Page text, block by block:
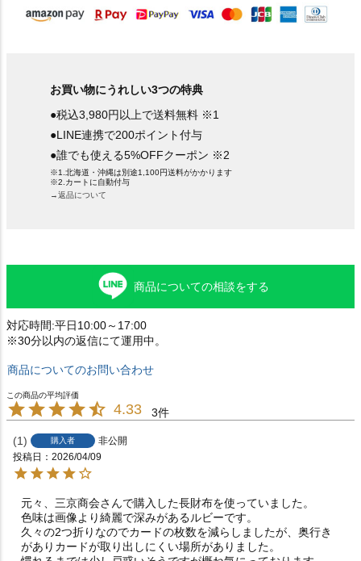
お買い物にうれしい3つの特典
●税込3,980円以上で送料無料 ※1
●LINE連携で200ポイント付与
●誰でも使える5%OFFクーポン ※2
※1.北海道・沖縄は別途1,100円送料がかかります
※2.カートに自動付与
→返品について
商品についての相談をする
対応時間:平日10:00～17:00
※30分以内の返信にて運用中。
商品についてのお問い合わせ
4.33 3
1 購入者
非公開
投稿日
2026/04/09
元々、三京商会さんで購入した長財布を使っていました。
色味は画像より綺麗で深みがあるルビーです。
久々の2つ折りなのでカードの枚数を減らしましたが、奥行き
がありカードが取り出しにくい場所がありました。